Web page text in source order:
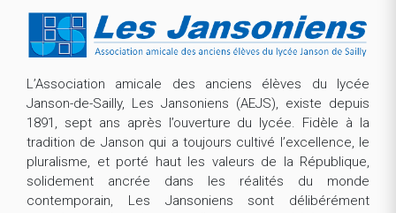
L’Association amicale des anciens élèves du lycée
Janson-de-Sailly, Les Jansoniens (AEJS), existe depuis
1891, sept ans après l’ouverture du lycée. Fidèle à la
tradition de Janson qui a toujours cultivé l’excellence, le
pluralisme, et porté haut les valeurs de la République,
solidement ancrée dans les réalités du monde
contemporain, Les Jansoniens sont délibérément